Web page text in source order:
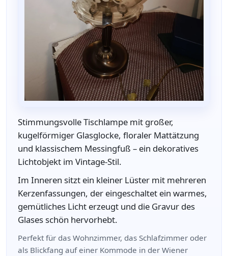
Stimmungsvolle Tischlampe mit großer,
kugelförmiger Glasglocke, floraler Mattätzung
und klassischem Messingfuß – ein dekoratives
Lichtobjekt im Vintage-Stil.
Im Inneren sitzt ein kleiner Lüster mit mehreren
Kerzenfassungen, der eingeschaltet ein warmes,
gemütliches Licht erzeugt und die Gravur des
Glases schön hervorhebt.
Perfekt für das Wohnzimmer, das Schlafzimmer oder
als Blickfang auf einer Kommode in der Wiener